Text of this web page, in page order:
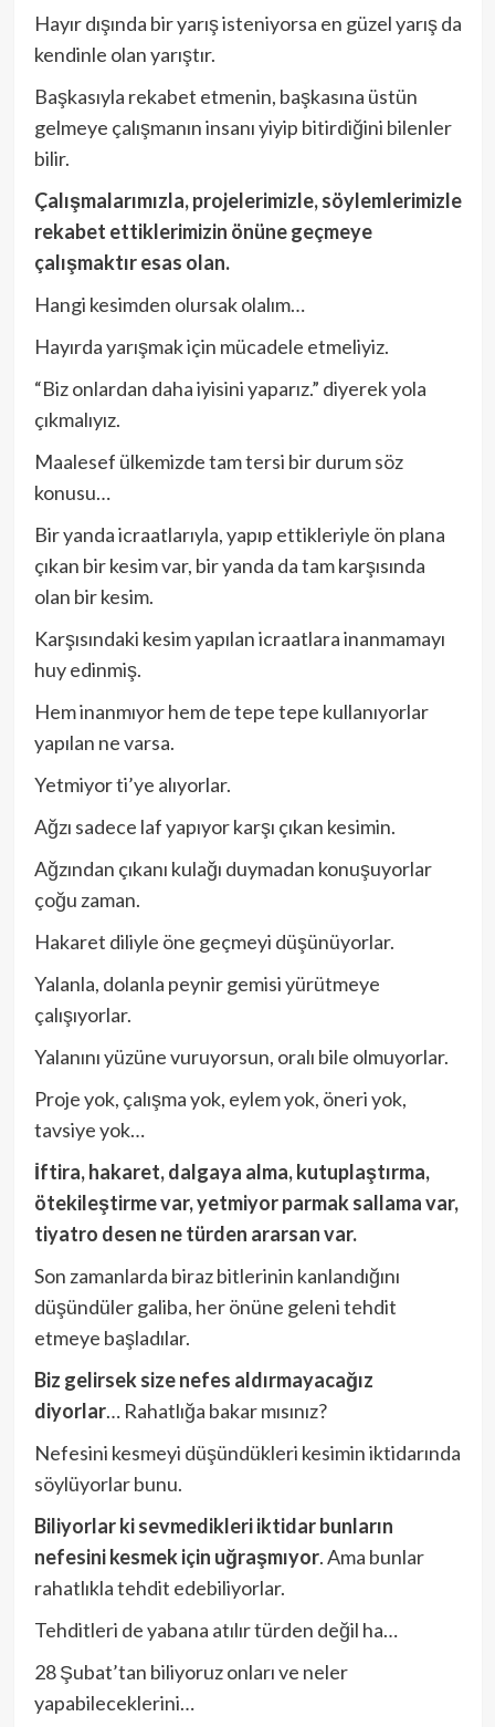
Hayır dışında bir yarış isteniyorsa en güzel yarış da
kendinle olan yarıştır.
Başkasıyla rekabet etmenin, başkasına üstün
gelmeye çalışmanın insanı yiyip bitirdiğini bilenler
bilir.
Çalışmalarımızla, projelerimizle, söylemlerimizle
rekabet ettiklerimizin önüne geçmeye
çalışmaktır esas olan.
Hangi kesimden olursak olalım…
Hayırda yarışmak için mücadele etmeliyiz.
“Biz onlardan daha iyisini yaparız.” diyerek yola
çıkmalıyız.
Maalesef ülkemizde tam tersi bir durum söz
konusu…
Bir yanda icraatlarıyla, yapıp ettikleriyle ön plana
çıkan bir kesim var, bir yanda da tam karşısında
olan bir kesim.
Karşısındaki kesim yapılan icraatlara inanmamayı
huy edinmiş.
Hem inanmıyor hem de tepe tepe kullanıyorlar
yapılan ne varsa.
Yetmiyor ti’ye alıyorlar.
Ağzı sadece laf yapıyor karşı çıkan kesimin.
Ağzından çıkanı kulağı duymadan konuşuyorlar
çoğu zaman.
Hakaret diliyle öne geçmeyi düşünüyorlar.
Yalanla, dolanla peynir gemisi yürütmeye
çalışıyorlar.
Yalanını yüzüne vuruyorsun, oralı bile olmuyorlar.
Proje yok, çalışma yok, eylem yok, öneri yok,
tavsiye yok…
İftira, hakaret, dalgaya alma, kutuplaştırma,
ötekileştirme var, yetmiyor parmak sallama var,
tiyatro desen ne türden ararsan var.
Son zamanlarda biraz bitlerinin kanlandığını
düşündüler galiba, her önüne geleni tehdit
etmeye başladılar.
Biz gelirsek size nefes aldırmayacağız
diyorlar… Rahatlığa bakar mısınız?
Nefesini kesmeyi düşündükleri kesimin iktidarında
söylüyorlar bunu.
Biliyorlar ki sevmedikleri iktidar bunların
nefesini kesmek için uğraşmıyor. Ama bunlar
rahatlıkla tehdit edebiliyorlar.
Tehditleri de yabana atılır türden değil ha…
28 Şubat’tan biliyoruz onları ve neler
yapabileceklerini…